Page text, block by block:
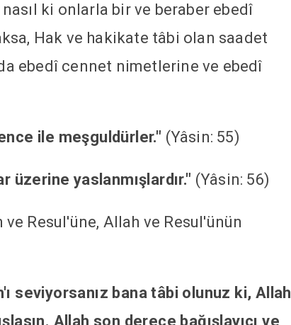
ki onlarla bir ve beraber ebedî
Hak ve hakikate tâbi olan saadet
ebedî cennet nimetlerine ve ebedî
ile meşguldürler." (Yâsin: 55)
yaslanmışlardır." (Yâsin: 56)
Resul'üne, Allah ve Resul'ünün
seviyorsanız bana tâbi olunuz ki, Allah
Allah son derece bağışlayıcı ve